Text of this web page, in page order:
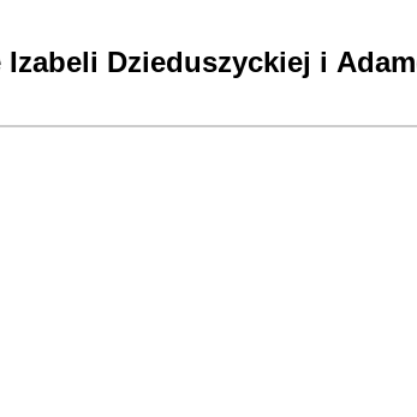
Dzieduszyckiej i